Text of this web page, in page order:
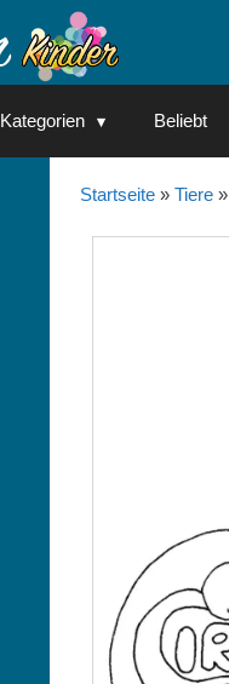
Kategorien Beliebt
Startseite» Tiere»